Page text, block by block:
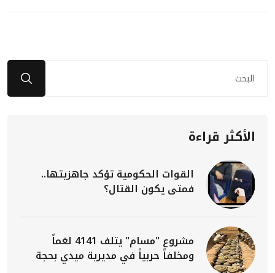
الأكثر قراءة
القوات الحكومية تؤكد جاهزيتها..
فمتى يكون القتال؟
مشروع "مسام" يتلف 4141 لغماً
ومخلفاً حربياً في مديرية ميدي بحجة